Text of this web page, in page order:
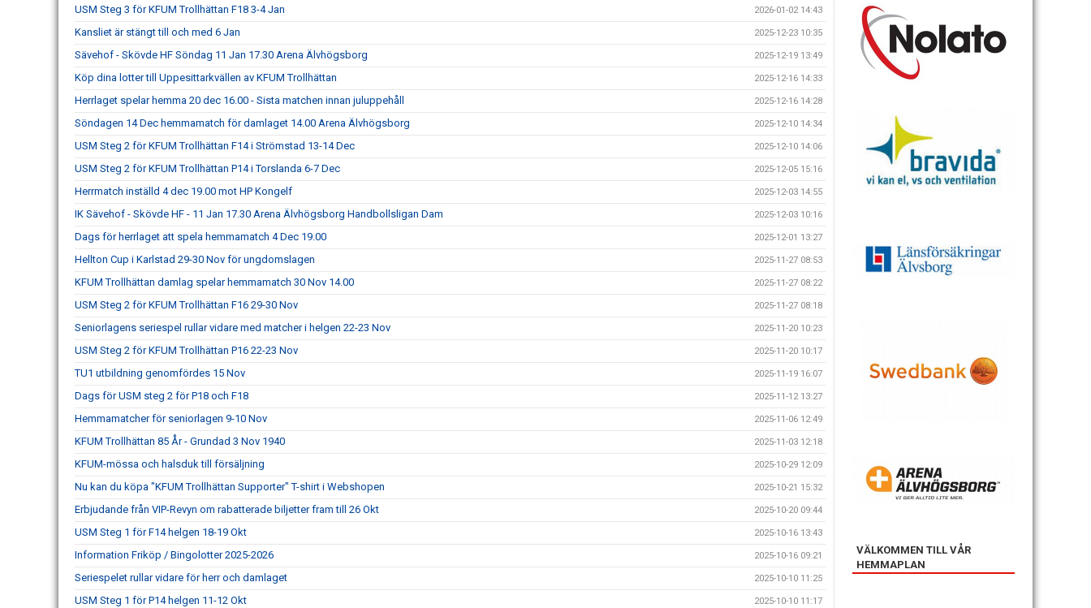
USM Steg 3 för KFUM Trollhättan F18 3-4 Jan 2026-01-02 14:43
Kansliet är stängt till och med 6 Jan 2025-12-23 10:35
Sävehof - Skövde HF Söndag 11 Jan 17.30 Arena Älvhögsborg 2025-12-19 13:49
Köp dina lotter till Uppesittarkvällen av KFUM Trollhättan 2025-12-16 14:33
Herrlaget spelar hemma 20 dec 16.00 - Sista matchen innan juluppehåll 2025-12-16 14:28
Söndagen 14 Dec hemmamatch för damlaget 14.00 Arena Älvhögsborg 2025-12-10 14:34
USM Steg 2 för KFUM Trollhättan F14 i Strömstad 13-14 Dec 2025-12-10 14:06
USM Steg 2 för KFUM Trollhättan P14 i Torslanda 6-7 Dec 2025-12-05 15:16
Herrmatch inställd 4 dec 19.00 mot HP Kongelf 2025-12-03 14:55
IK Sävehof - Skövde HF - 11 Jan 17.30 Arena Älvhögsborg Handbollsligan Dam 2025-12-03 10:16
Dags för herrlaget att spela hemmamatch 4 Dec 19.00 2025-12-01 13:27
Hellton Cup i Karlstad 29-30 Nov för ungdomslagen 2025-11-27 08:53
KFUM Trollhättan damlag spelar hemmamatch 30 Nov 14.00 2025-11-27 08:22
USM Steg 2 för KFUM Trollhättan F16 29-30 Nov 2025-11-27 08:18
Seniorlagens seriespel rullar vidare med matcher i helgen 22-23 Nov 2025-11-20 10:23
USM Steg 2 för KFUM Trollhättan P16 22-23 Nov 2025-11-20 10:17
TU1 utbildning genomfördes 15 Nov 2025-11-19 16:07
Dags för USM steg 2 för P18 och F18 2025-11-12 13:27
Hemmamatcher för seniorlagen 9-10 Nov 2025-11-06 12:49
KFUM Trollhättan 85 År - Grundad 3 Nov 1940 2025-11-03 12:18
KFUM-mössa och halsduk till försäljning 2025-10-29 12:09
Nu kan du köpa "KFUM Trollhättan Supporter" T-shirt i Webshopen 2025-10-21 15:32
Erbjudande från VIP-Revyn om rabatterade biljetter fram till 26 Okt 2025-10-20 09:44
USM Steg 1 för F14 helgen 18-19 Okt 2025-10-16 13:43
Information Friköp / Bingolotter 2025-2026 2025-10-16 09:21
Seriespelet rullar vidare för herr och damlaget 2025-10-10 11:25
USM Steg 1 för P14 helgen 11-12 Okt 2025-10-10 11:17
VÄLKOMMEN TILL VÅR
HEMMAPLAN